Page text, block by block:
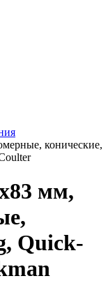
конические,
мм,
Quick-